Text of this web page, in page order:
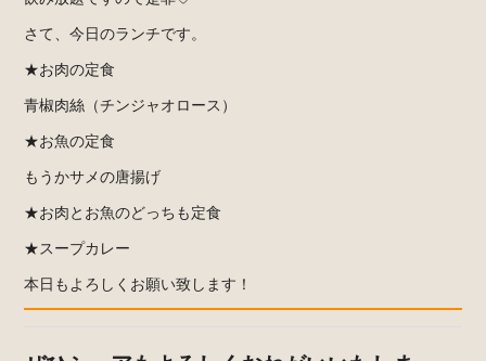
さて、今日のランチです。
★お肉の定食
青椒肉絲（チンジャオロース）
★お魚の定食
もうかサメの唐揚げ
★お肉とお魚のどっちも定食
★スープカレー
本日もよろしくお願い致します！